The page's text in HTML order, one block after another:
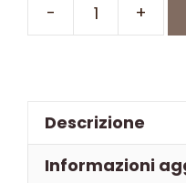
-
F
+
Descrizione
Informazioni